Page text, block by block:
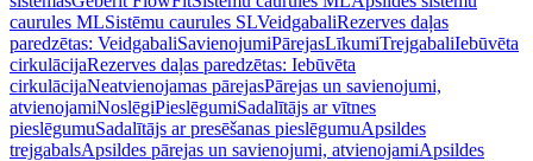
caurules MLSistēmu caurules SLVeidgabaliRezerves daļas
paredzētas: VeidgabaliSavienojumiPārejasLīkumiTrejgabaliIebūvēta
cirkulācijaRezerves daļas paredzētas: Iebūvēta
cirkulācijaNeatvienojamas pārejasPārejas un savienojumi,
atvienojamiNoslēgiPieslēgumiSadalītājs ar vītnes
pieslēgumuSadalītājs ar presēšanas pieslēgumuApsildes
trejgabalsApsildes pārejas un savienojumi, atvienojamiApsildes